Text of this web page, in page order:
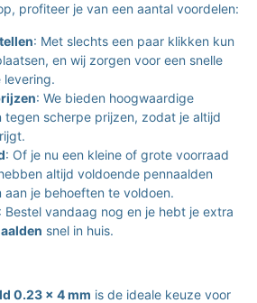
profiteer je van een aantal voordelen:
: Met slechts een paar klikken kun
en wij zorgen voor een snelle
levering.
: We bieden hoogwaardige
tegen scherpe prijzen, zodat je altijd
: Of je nu een kleine of grote voorraad
altijd voldoende pennaalden
aan je behoeften te voldoen.
: Bestel vandaag nog en je hebt je extra
snel in huis.
0.23 x 4 mm is de ideale keuze voor